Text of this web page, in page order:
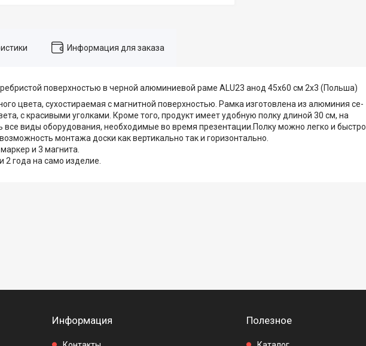
Информация для заказа
поверхностью в черной алюминиевой раме ALU23 анод 45х60 см 2x3 (Польша)
цвета, сухостираемая с магнитной поверхностью. Рамка изготовлена из алюминия се-
с красивыми уголками. Кроме того, продукт имеет удобную полку длиной 30 см, на
все виды оборудования, необходимые во время презентации.Полку можно легко и быстро
монтажа доски как вертикально так и горизонтально.
и 3 магнита.
2 года на само изделие.
Информация Полезное